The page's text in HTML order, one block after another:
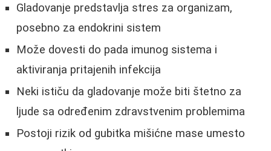
Gladovanje predstavlja stres za organizam,
posebno za endokrini sistem
Može dovesti do pada imunog sistema i
aktiviranja pritajenih infekcija
Neki ističu da gladovanje može biti štetno za
ljude sa određenim zdravstvenim problemima
Postoji rizik od gubitka mišićne mase umesto